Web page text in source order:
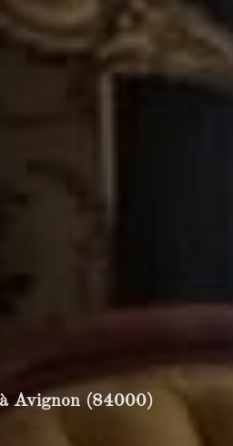
Avignon (84000)